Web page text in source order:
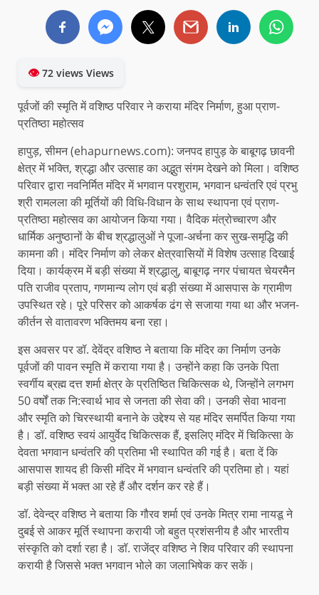
👁72 views Views
पूर्वजों की स्मृति में वशिष्ठ परिवार ने कराया मंदिर निर्माण, हुआ प्राण-
प्रतिष्ठा महोत्सव
हापुड़, सीमन (ehapurnews.com): जनपद हापुड़ के बाबूगढ़ छावनी
क्षेत्र में भक्ति, श्रद्धा और उत्साह का अद्भुत संगम देखने को मिला। वशिष्ठ
परिवार द्वारा नवनिर्मित मंदिर में भगवान परशुराम, भगवान धन्वंतरि एवं प्रभु
श्री रामलला की मूर्तियों की विधि-विधान के साथ स्थापना एवं प्राण-
प्रतिष्ठा महोत्सव का आयोजन किया गया। वैदिक मंत्रोच्चारण और
धार्मिक अनुष्ठानों के बीच श्रद्धालुओं ने पूजा-अर्चना कर सुख-समृद्धि की
कामना की। मंदिर निर्माण को लेकर क्षेत्रवासियों में विशेष उत्साह दिखाई
दिया। कार्यक्रम में बड़ी संख्या में श्रद्धालु, बाबूगढ़ नगर पंचायत चेयरमैन
पति राजीव प्रताप, गणमान्य लोग एवं बड़ी संख्या में आसपास के ग्रामीण
उपस्थित रहे। पूरे परिसर को आकर्षक ढंग से सजाया गया था और भजन-
कीर्तन से वातावरण भक्तिमय बना रहा।
इस अवसर पर डॉ. देवेंद्र वशिष्ठ ने बताया कि मंदिर का निर्माण उनके
पूर्वजों की पावन स्मृति में कराया गया है। उन्होंने कहा कि उनके पिता
स्वर्गीय ब्रह्म दत्त शर्मा क्षेत्र के प्रतिष्ठित चिकित्सक थे, जिन्होंने लगभग
50 वर्षों तक नि:स्वार्थ भाव से जनता की सेवा की। उनकी सेवा भावना
और स्मृति को चिरस्थायी बनाने के उद्देश्य से यह मंदिर समर्पित किया गया
है। डॉ. वशिष्ठ स्वयं आयुर्वेद चिकित्सक हैं, इसलिए मंदिर में चिकित्सा के
देवता भगवान धन्वंतरि की प्रतिमा भी स्थापित की गई है। बता दें कि
आसपास शायद ही किसी मंदिर में भगवान धन्वंतरि की प्रतिमा हो। यहां
बड़ी संख्या में भक्त आ रहे हैं और दर्शन कर रहे हैं।
डॉ. देवेन्द्र वशिष्ठ ने बताया कि गौरव शर्मा एवं उनके मित्र रामा नायडू ने
दुबई से आकर मूर्ति स्थापना करायी जो बहुत प्रशंसनीय है और भारतीय
संस्कृति को दर्शा रहा है। डॉ. राजेंद्र वशिष्ठ ने शिव परिवार की स्थापना
करायी है जिससे भक्त भगवान भोले का जलाभिषेक कर सकें।